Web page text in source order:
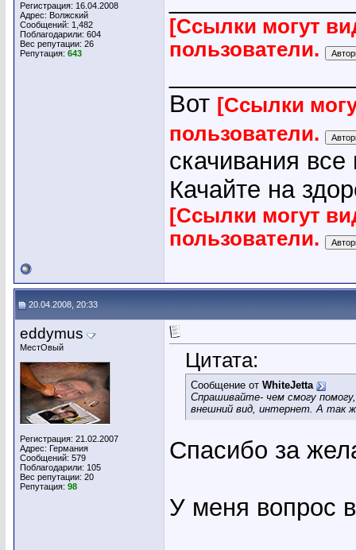
Регистрация: 16.04.2008
Адрес: Волжский
Сообщений: 1,482
Поблагодарили: 604
Вес репутации: 26
Репутация: 643
[Ссылки могут
пользователи.
Вот [Ссылки
пользователи.
скачивания
Качайте на
[Ссылки могут
пользователи.
20.04.2008, 20:33
eddymus
МестОвый
Регистрация: 21.02.2007
Адрес: Германия
Сообщений: 579
Поблагодарили: 105
Вес репутации: 20
Репутация: 98
Цитата:
Сообщение от WhiteJetta
Спрашивайте- чем смогу
внешний вид, интернет. А так
Спасибо за
У меня вопрос